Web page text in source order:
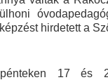
hirdetett a
17 és